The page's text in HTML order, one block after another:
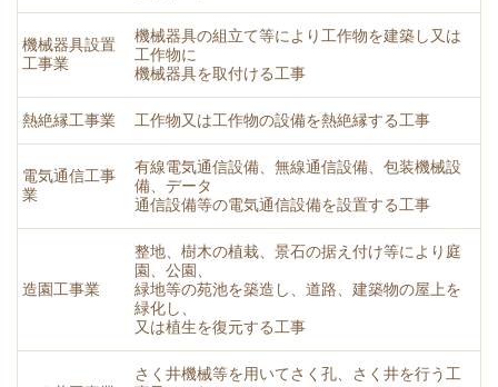
機械器具設置
工事業
機械器具の組立て等により工作物を建築し又は
工作物に
機械器具を取付ける工事
熱絶縁工事業 工作物又は工作物の設備を熱絶縁する工事
電気通信工事
業
有線電気通信設備、無線通信設備、包装機械設
備、データ
通信設備等の電気通信設備を設置する工事
造園工事業
整地、樹木の植栽、景石の据え付け等により庭
園、公園、
緑地等の苑池を築造し、道路、建築物の屋上を
緑化し、
又は植生を復元する工事
さく井機械等を用いてさく孔、さく井を行う工